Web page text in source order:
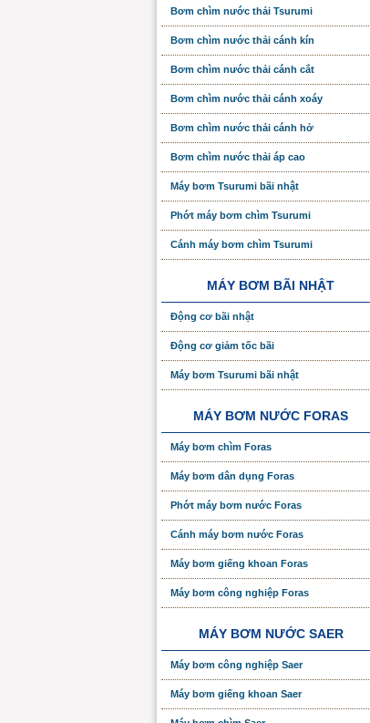
Bơm chìm nước thải Tsurumi
Bơm chìm nước thải cánh kín
Bơm chìm nước thải cánh cắt
Bơm chìm nước thải cánh xoáy
Bơm chìm nước thải cánh hở
Bơm chìm nước thải áp cao
Máy bơm Tsurumi bãi nhật
Phớt máy bơm chìm Tsurumi
Cánh máy bơm chìm Tsurumi
MÁY BƠM BÃI NHẬT
Động cơ bãi nhật
Động cơ giảm tốc bãi
Máy bơm Tsurumi bãi nhật
MÁY BƠM NƯỚC FORAS
Máy bơm chìm Foras
Máy bơm dân dụng Foras
Phớt máy bơm nước Foras
Cánh máy bơm nước Foras
Máy bơm giếng khoan Foras
Máy bơm công nghiệp Foras
MÁY BƠM NƯỚC SAER
Máy bơm công nghiệp Saer
Máy bơm giếng khoan Saer